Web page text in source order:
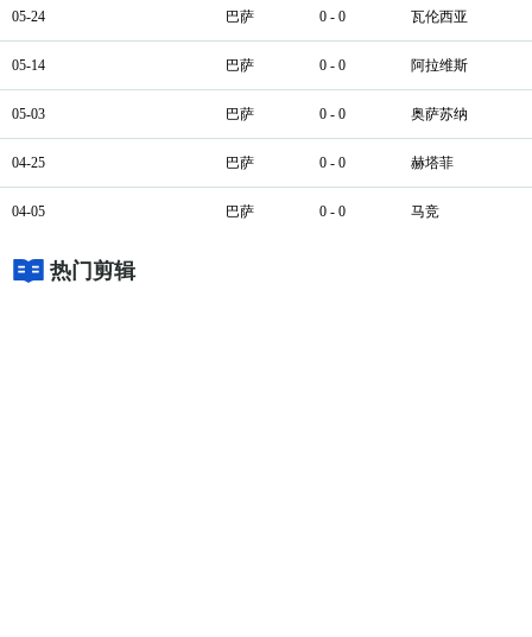
05-24 巴萨 0 - 0 瓦伦西亚
05-14 巴萨 0 - 0 阿拉维斯
05-03 巴萨 0 - 0 奥萨苏纳
04-25 巴萨 0 - 0 赫塔菲
04-05 巴萨 0 - 0 马竞
热门剪辑